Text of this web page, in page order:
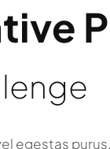
egestas